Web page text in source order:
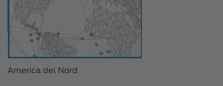
America del Nord